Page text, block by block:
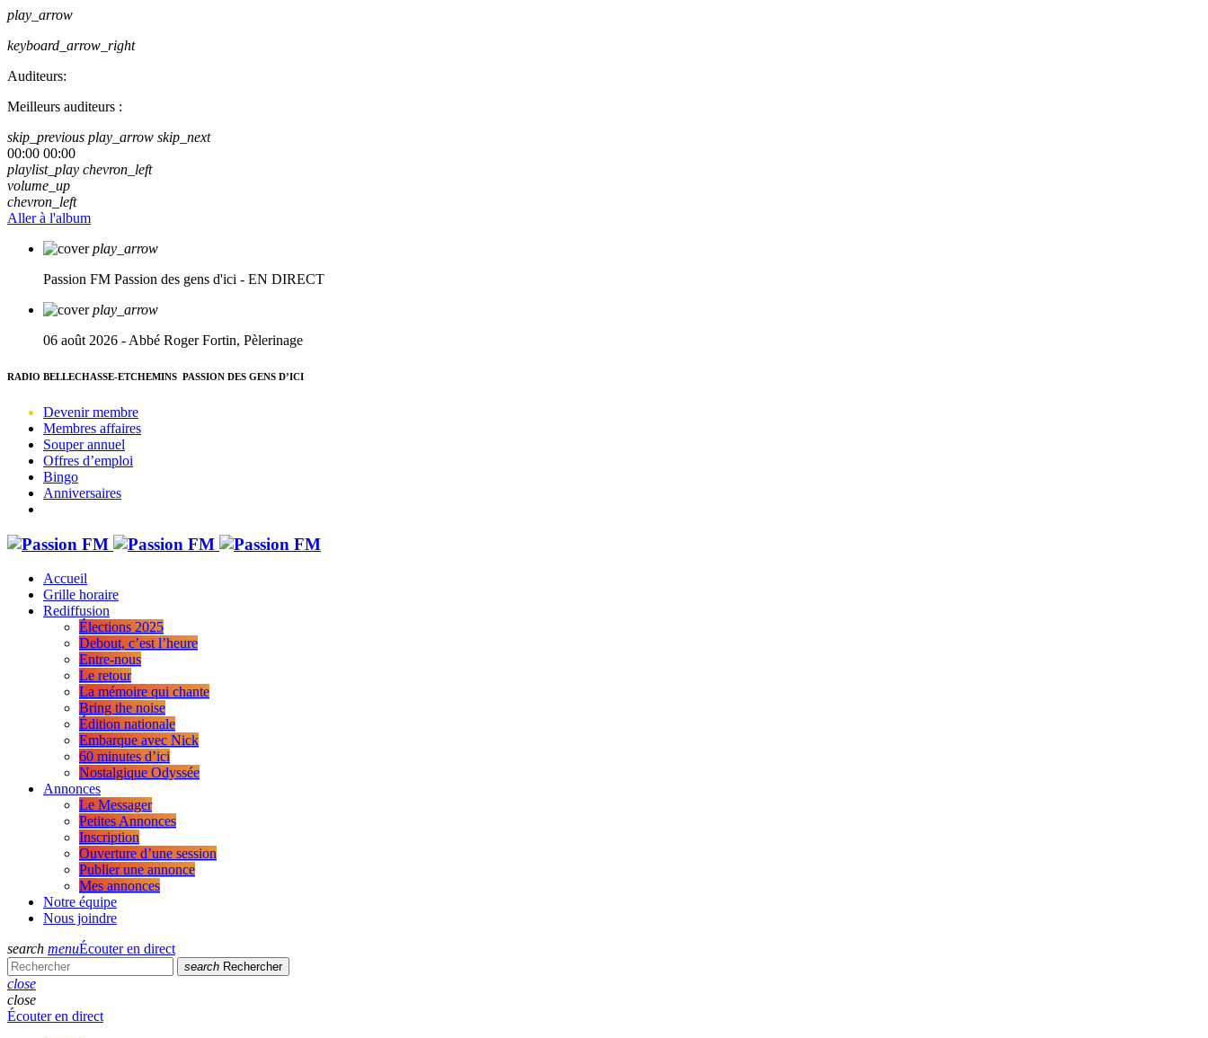
play_arrow
keyboard_arrow_right
Auditeurs:
Meilleurs auditeurs :
skip_previous play_arrow skip_next
00:00 00:00
playlist_play chevron_left
volume_up
chevron_left
Aller à l'album
play_arrow
Passion FM Passion des gens d'ici - EN DIRECT
play_arrow
06 août 2026 - Abbé Roger Fortin, Pèlerinage
RADIO BELLECHASSE-ETCHEMINS PASSION DES GENS D’ICI
Devenir membre
Membres affaires
Souper annuel
Offres d’emploi
Bingo
Anniversaires
Accueil
Grille horaire
Rediffusion
Élections 2025
Debout, c’est l’heure
Entre-nous
Le retour
La mémoire qui chante
Bring the noise
Édition nationale
Embarque avec Nick
60 minutes d’ici
Nostalgique Odyssée
Annonces
Le Messager
Petites Annonces
Inscription
Ouverture d’une session
Publier une annonce
Mes annonces
Notre équipe
Nous joindre
search menuÉcouter en direct
search Rechercher
close
close
Écouter en direct